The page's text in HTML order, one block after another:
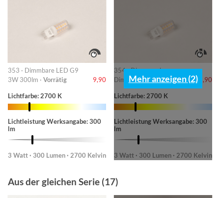
353 · Dimmbare LED G9
3W 300lm · Vorrätig 9,90
Lichtfarbe: 2700 K
Lichtleistung Werksangabe: 300
lm
3 Watt · 300 Lumen · 2700 Kelvin
354 · Dimmen ohne
Dimmer! ·Vorrätig 9,90
Lichtfarbe: 2700 K
Lichtleistung Werksangabe: 300
lm
3 Watt · 300 Lumen · 2700 Kelvin
Mehr anzeigen (2)
Aus der gleichen Serie (17)